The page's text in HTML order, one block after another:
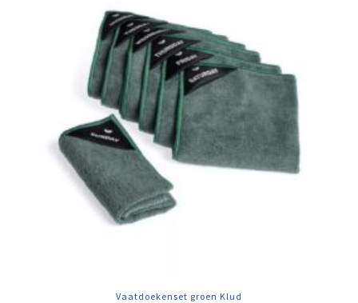
Vaatdoekenset groen Klud